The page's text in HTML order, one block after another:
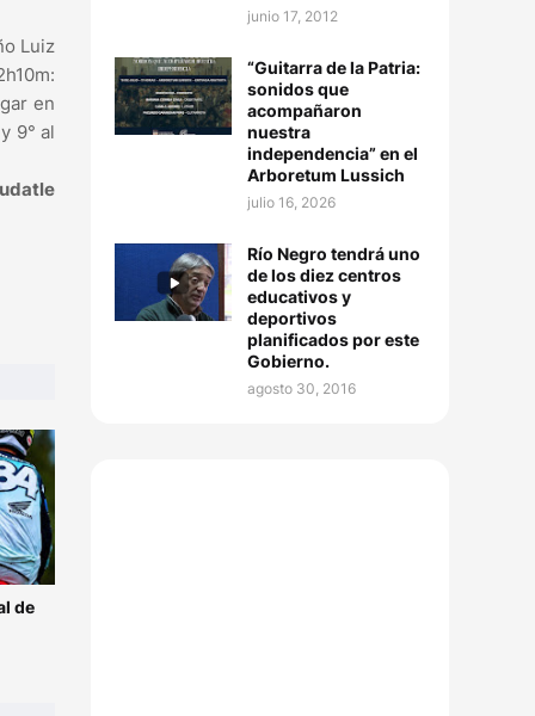
Luiz
en
9° al
de
junio 17, 2012
“Guitarra de la Patria:
sonidos que
acompañaron
nuestra
independencia” en el
Arboretum Lussich
julio 16, 2026
Río Negro tendrá uno
de los diez centros
educativos y
deportivos
planificados por este
Gobierno.
agosto 30, 2016